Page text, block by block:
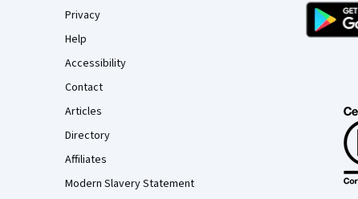
Privacy
Help
Accessibility
Contact
Articles
Directory
Affiliates
Modern Slavery Statement